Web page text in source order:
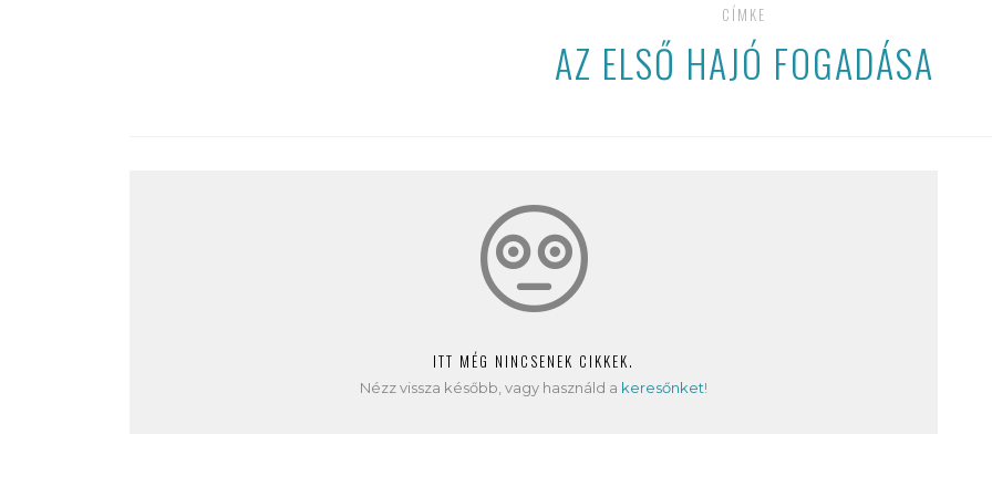
CÍMKE
AZ ELSŐ HAJÓ FOGADÁSA
ITT MÉG NINCSENEK CIKKEK.
Nézz vissza később, vagy használd a keresőnket!